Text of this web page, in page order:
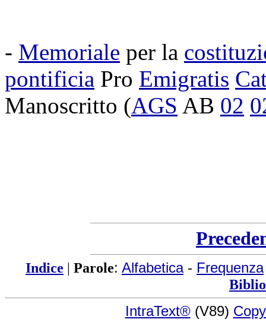
- Memoriale per la
pontificia Pro Emigratis
Manoscritto (AGS AB 02
Indice | Parole: Alfabetica- Frequenza
IntraText®(V89)